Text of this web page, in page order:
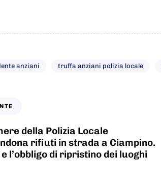
anziani truffa anziani polizia locale
della Polizia Locale
rifiuti in strada a Ciampino.
l’obbligo di ripristino dei luoghi